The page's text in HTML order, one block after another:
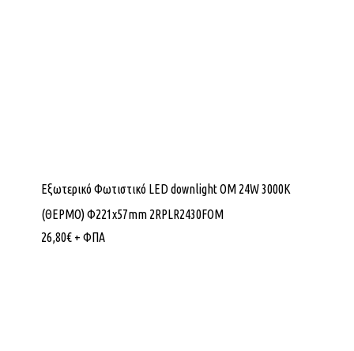
Εξωτερικό Φωτιστικό LED downlight OM 24W 3000K
(ΘΕΡΜΟ) Φ221x57mm 2RPLR2430FOM
26,80€ + ΦΠΑ